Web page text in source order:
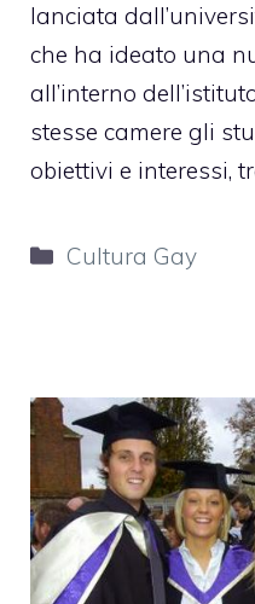
lanciata
che ha ideato una
all’interno
stesse camere gli
obiettivi e interessi,
Categorie
Cultura Gay